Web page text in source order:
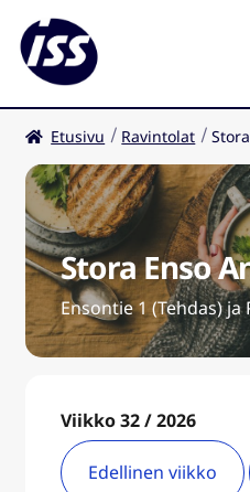
Ravintolat
Kahvilat
FI
Etusivu Ravintolat
Stora Enso
Ensontie 1 (Tehdas) ja
Viikko 32 / 2026
Edellinen viikko